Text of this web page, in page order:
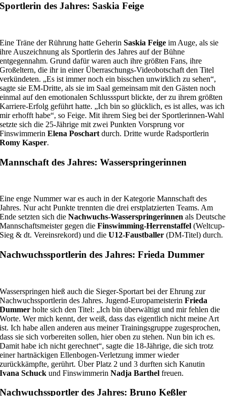
Sportlerin des Jahres: Saskia Feige
Eine Träne der Rührung hatte GeherinSaskia Feige im Auge, als sie
ihre Auszeichnung als Sportlerin des Jahres auf der Bühne
entgegennahm. Grund dafür waren auch ihre größten Fans, ihre
Großeltern, die ihr in einer Überraschungs-Videobotschaft den Titel
verkündeten. „Es ist immer noch ein bisschen unwirklich zu sehen“,
sagte sie EM-Dritte, als sie im Saal gemeinsam mit den Gästen noch
einmal auf den emotionalen Schlussspurt blickte, der zu ihrem größten
Karriere-Erfolg geführt hatte. „Ich bin so glücklich, es ist alles, was ich
mir erhofft habe“, so Feige. Mit ihrem Sieg bei der Sportlerinnen-Wahl
setzte sich die 25-Jährige mit zwei Punkten Vorsprung vor
FinswimmerinElena Poschart durch. Dritte wurde Radsportlerin
Romy Kasper.
Mannschaft des Jahres: Wasserspringerinnen
Eine enge Nummer war es auch in der Kategorie Mannschaft des
Jahres. Nur acht Punkte trennten die drei erstplatzierten Teams. Am
Ende setzten sich dieNachwuchs-Wasserspringerinnen als Deutsche
Mannschaftsmeister gegen dieFinswimming-Herrenstaffel(Weltcup-
Sieg & dt. Vereinsrekord) und die U12-Faustballer (DM-Titel) durch.
Nachwuchssportlerin des Jahres: Frieda Dummer
Wasserspringen hieß auch die Sieger-Sportart bei der Ehrung zur
Nachwuchssportlerin des Jahres. Jugend-EuropameisterinFrieda
Dummerholte sich den Titel: „Ich bin überwältigt und mir fehlen die
Worte. Wer mich kennt, der weiß, dass das eigentlich nicht meine Art
ist. Ich habe allen anderen aus meiner Trainingsgruppe zugesprochen,
dass sie sich vorbereiten sollen, hier oben zu stehen. Nun bin ich es.
Damit habe ich nicht gerechnet“, sagte die 18-Jährige, die sich trotz
einer hartnäckigen Ellenbogen-Verletzung immer wieder
zurückkämpfte, gerührt. Über Platz 2 und 3 durften sich Kanutin
Ivana Schuck und FinswimmerinNadja Barthel freuen.
Nachwuchssportler des Jahres: Bruno Keßler